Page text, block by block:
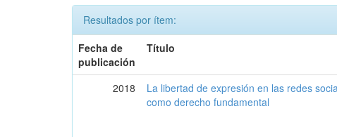
Resultados por ítem:
Fecha de
publicación
Título
2018
La libertad de expresión en las redes
como derecho fundamental